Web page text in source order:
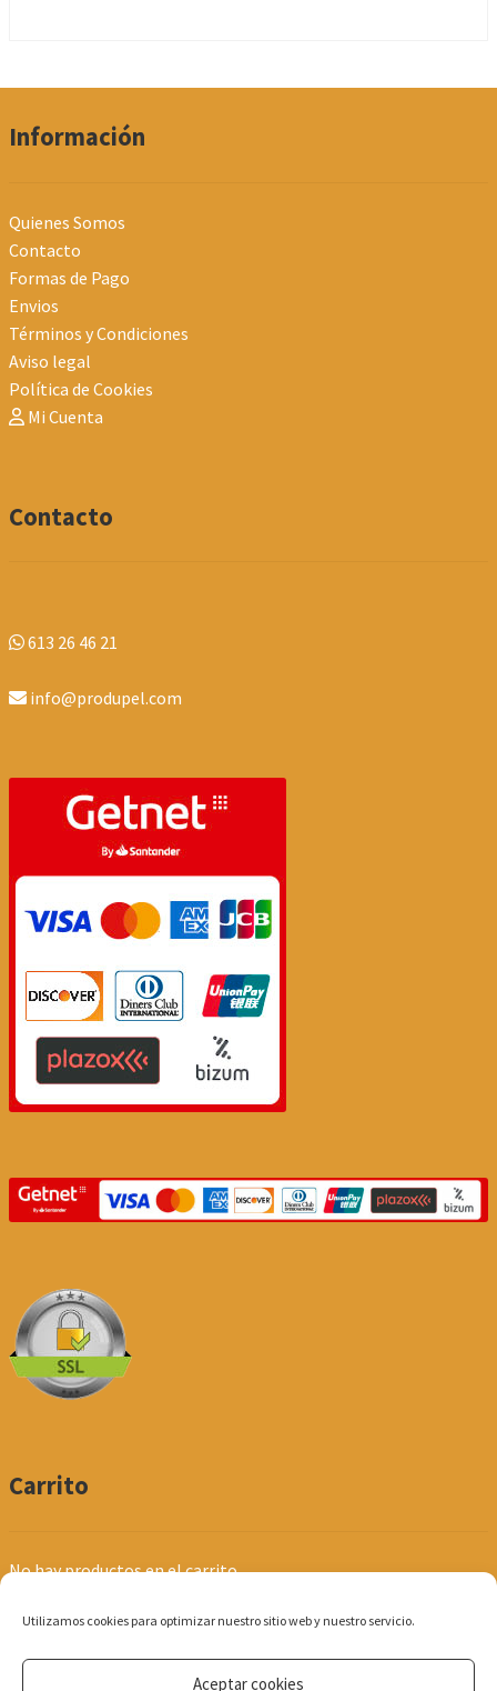
Utilizamos cookies para optimizar nuestro sitio web y nuestro servicio.
Aceptar cookies
Información
Quienes Somos
Contacto
Formas de Pago
Envios
Términos y Condiciones
Aviso legal
Política de Cookies
Mi Cuenta
Contacto
613 26 46 21
info@produpel.com
Carrito
No hay productos en el carrito.